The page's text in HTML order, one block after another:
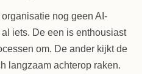
nog geen AI-
iets. De een is enthousiast
om. De ander kijkt de
langzaam achterop raken.